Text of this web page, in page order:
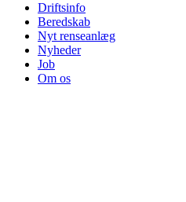
Driftsinfo
Beredskab
Nyt renseanlæg
Nyheder
Job
Om os